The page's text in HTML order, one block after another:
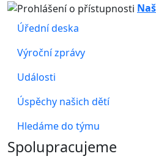
Úřední deska
Výroční zprávy
Události
Úspěchy našich dětí
Hledáme do týmu
Spolupracujeme